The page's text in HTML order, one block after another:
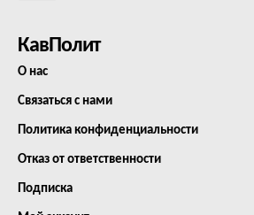
КавПолит
О нас
Связаться с нами
Политика конфиденциальности
Отказ от ответственности
Подписка